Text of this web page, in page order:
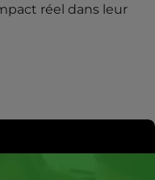
réel dans leur